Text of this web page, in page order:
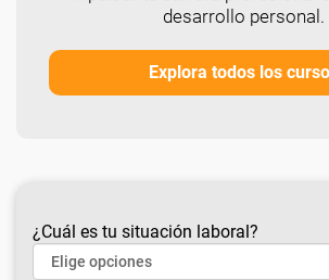
desarrollo personal.
Explora todos los
¿Cuál es tu situación laboral?